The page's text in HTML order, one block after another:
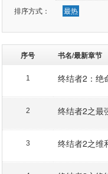
排序方式：
最热
序号 书名/最新章节
1 终结者2：绝
2 终结者2之最
3 终结者2之维